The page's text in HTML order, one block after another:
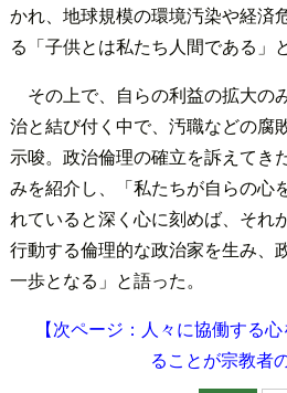
かれ、地球規模の環境汚染や経済
る「子供とは私たち人間である」
その上で、自らの利益の拡大の
治と結び付く中で、汚職などの腐
示唆。政治倫理の確立を訴えてき
みを紹介し、「私たちが自らの心
れていると深く心に刻めば、それ
行動する倫理的な政治家を生み、
一歩となる」と語った。
【次ページ：人々に協働する
ることが宗教者